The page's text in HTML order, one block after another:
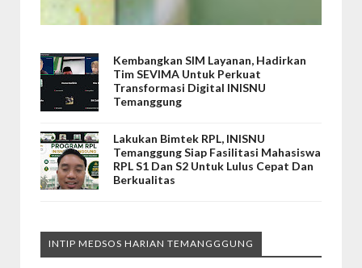
Kembangkan SIM Layanan, Hadirkan
Tim SEVIMA Untuk Perkuat
Transformasi Digital INISNU
Temanggung
Lakukan Bimtek RPL, INISNU
Temanggung Siap Fasilitasi Mahasiswa
RPL S1 Dan S2 Untuk Lulus Cepat Dan
Berkualitas
INTIP MEDSOS HARIAN TEMANGGGUNG